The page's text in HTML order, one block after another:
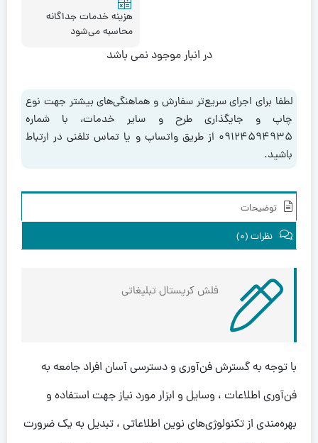
هزینه خدمات جداگانه
محاسبه می‌شود
در انبار موجود نمی باشد
لطفا برای اجرای سریع‌تر سفارش و هماهنگی‌های بیشتر جهت نوع
چاپ و جایگذاری طرح و سایر خدمات، با شماره
۰۹۱۲۴۵۹۴۹۳۵ از طریق واتساپ و یا تماس تلفنی در ارتباط
باشید.
توضیحات
نظرات (0)
فلش کریستال تبلیغاتی
با توجه به گسترش فن‌‌آوری و دسترسی آسان افراد جامعه به
فن‌‌آوری اطلاعات ، وسایل و ابزار مورد نیاز جهت استفاده‌‌ و
بهره‌مندی از تکنولوژی‌های نوین اطلاعاتی ، تبدیل به یک ضرورت